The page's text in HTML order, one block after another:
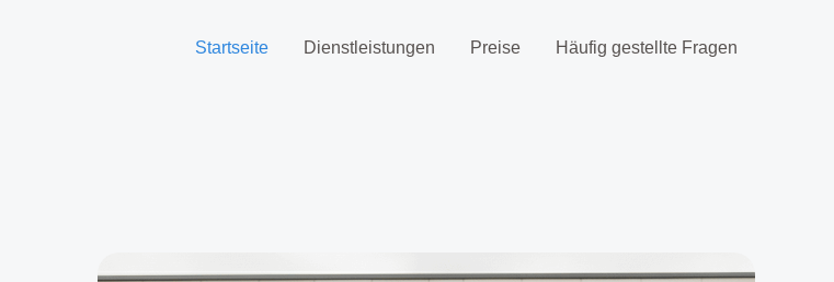
Startseite Dienstleistungen Preise Häufig gestellte Fragen